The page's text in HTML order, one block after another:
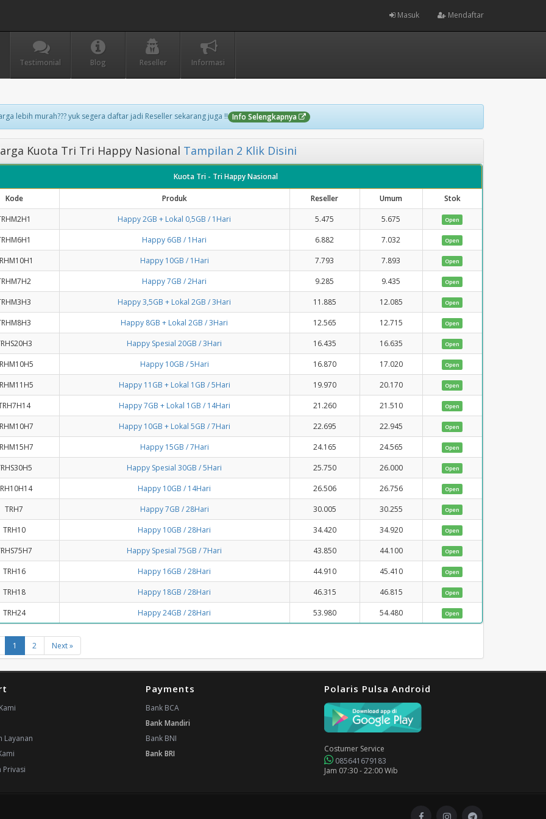
Masuk Mendaftar
Testimonial Blog Reseller Informasi
lebih murah??? yuk segera daftar jadi Reseller sekarang juga !! Info Selengkapnya
Kuota Tri Tri Happy Nasional Tampilan 2 Klik Disini
Kuota Tri - Tri Happy Nasional
Kode Produk Reseller Umum
Stok
Happy 2GB + Lokal 0,5GB / 1Hari 5.475 5.675 Open
Happy 6GB / 1Hari 6.882 7.032 Open
Happy 10GB / 1Hari 7.793 7.893 Open
Happy 7GB / 2Hari 9.285 9.435 Open
Happy 3,5GB + Lokal 2GB / 3Hari 11.885 12.085 Open
Happy 8GB + Lokal 2GB / 3Hari 12.565 12.715 Open
Happy Spesial 20GB / 3Hari 16.435 16.635 Open
Happy 10GB / 5Hari 16.870 17.020 Open
Happy 11GB + Lokal 1GB / 5Hari 19.970 20.170 Open
Happy 7GB + Lokal 1GB / 14Hari 21.260 21.510 Open
Happy 10GB + Lokal 5GB / 7Hari 22.695 22.945 Open
Happy 15GB / 7Hari 24.165 24.565 Open
Happy Spesial 30GB / 5Hari 25.750 26.000 Open
Happy 10GB / 14Hari 26.506 26.756 Open
TRH7 Happy 7GB / 28Hari 30.005 30.255 Open
TRH10 Happy 10GB / 28Hari 34.420 34.920 Open
Happy Spesial 75GB / 7Hari 43.850 44.100 Open
TRH16 Happy 16GB / 28Hari 44.910 45.410 Open
TRH18 Happy 18GB / 28Hari 46.315 46.815 Open
TRH24 Happy 24GB / 28Hari 53.980 54.480 Open
1 2 Next »
Layanan
Privasi
Payments
Bank BCA
Bank Mandiri
Bank BNI
Bank BRI
Polaris Pulsa Android
Costumer Service
085641679183
Jam 07:30 - 22:00 Wib